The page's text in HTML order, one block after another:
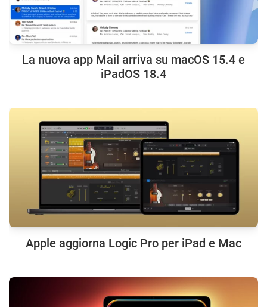
La nuova app Mail arriva su macOS 15.4 e
iPadOS 18.4
Apple aggiorna Logic Pro per iPad e Mac